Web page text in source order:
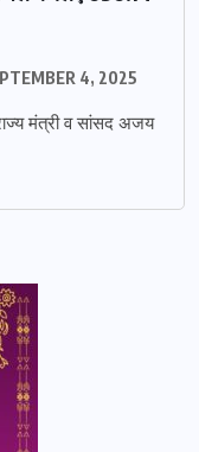
4, 2025
मंत्री व सांसद अजय